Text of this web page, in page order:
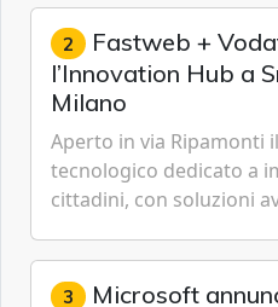
2 Fastweb +
l’Innovation Hub a
Milano
Aperto in via Ripamonti
tecnologico dedicato a
cittadini, con soluzioni
Cybersecurity.
3 Microsoft